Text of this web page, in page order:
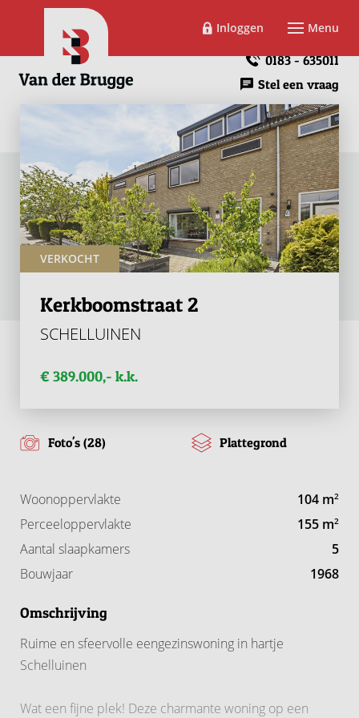
Inloggen Menu
0183 - 635011
Stel een vraag
VERKOCHT
Kerkboomstraat 2
SCHELLUINEN
€ 389.000,- k.k.
Foto's (28) Plattegrond
Woonoppervlakte 104 m2
Perceeloppervlakte 155 m2
Aantal slaapkamers
5
Bouwjaar
1968
Omschrijving
Ruime en sfeervolle eengezinswoning in hartje
Schelluinen
Wat een fijne plek! Deze charmante woning op een